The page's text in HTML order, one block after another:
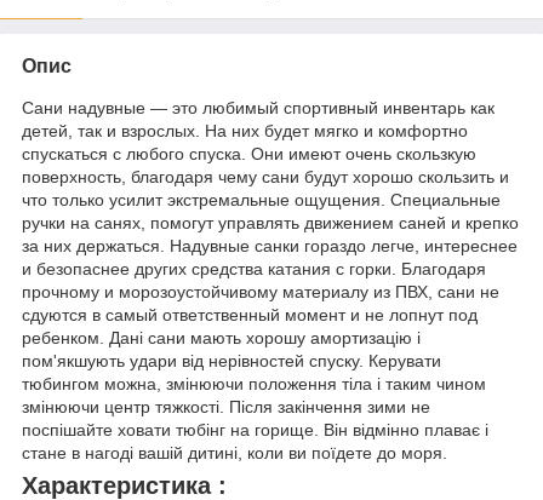
Опис
Сани надувные ― это любимый спортивный инвентарь как
детей, так и взрослых. На них будет мягко и комфортно
спускаться с любого спуска. Они имеют очень скользкую
поверхность, благодаря чему сани будут хорошо скользить и
что только усилит экстремальные ощущения. Специальные
ручки на санях, помогут управлять движением саней и крепко
за них держаться. Надувные санки гораздо легче, интереснее
и безопаснее других средства катания с горки. Благодаря
прочному и морозоустойчивому материалу из ПВХ, сани не
сдуются в самый ответственный момент и не лопнут под
ребенком. Дані сани мають хорошу амортизацію і
пом'якшують удари від нерівностей спуску. Керувати
тюбингом можна, змінюючи положення тіла і таким чином
змінюючи центр тяжкості. Після закінчення зими не
поспішайте ховати тюбінг на горище. Він відмінно плаває і
стане в нагоді вашій дитині, коли ви поїдете до моря.
Характеристика :